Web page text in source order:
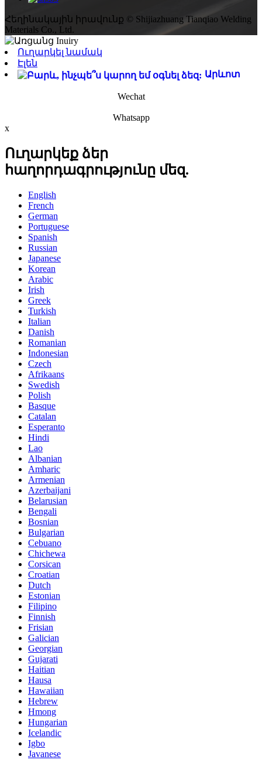
Հեղինակային իրավունք © Shijiazhuang Tianqiao Welding
Materials Co., Ltd.
Ուղարկել նամակ
Էլեն
Արևոտ
Wechat
Whatsapp
x
Ուղարկեք ձեր
հաղորդագրությունը մեզ.
English
French
German
Portuguese
Spanish
Russian
Japanese
Korean
Arabic
Irish
Greek
Turkish
Italian
Danish
Romanian
Indonesian
Czech
Afrikaans
Swedish
Polish
Basque
Catalan
Esperanto
Hindi
Lao
Albanian
Amharic
Armenian
Azerbaijani
Belarusian
Bengali
Bosnian
Bulgarian
Cebuano
Chichewa
Corsican
Croatian
Dutch
Estonian
Filipino
Finnish
Frisian
Galician
Georgian
Gujarati
Haitian
Hausa
Hawaiian
Hebrew
Hmong
Hungarian
Icelandic
Igbo
Javanese